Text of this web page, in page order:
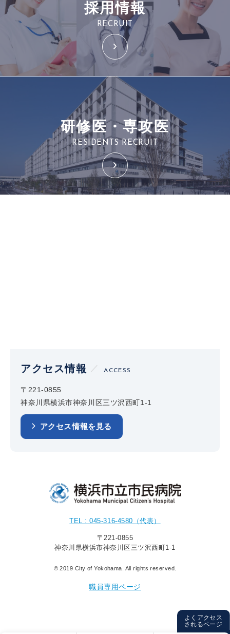
よくアクセス
されるページ
採用情報
RECRUIT
研修医・専攻医
RESIDENTS RECRUIT
アクセス情報 ACCESS
〒221-0855
神奈川県横浜市神奈川区三ツ沢西町1-1
アクセス情報を見る
TEL : 045-316-4580（代表）
〒221-0855
神奈川県横浜市神奈川区三ツ沢西町1-1
© 2019 City of Yokohama. All rights reserved.
職員専用ページ